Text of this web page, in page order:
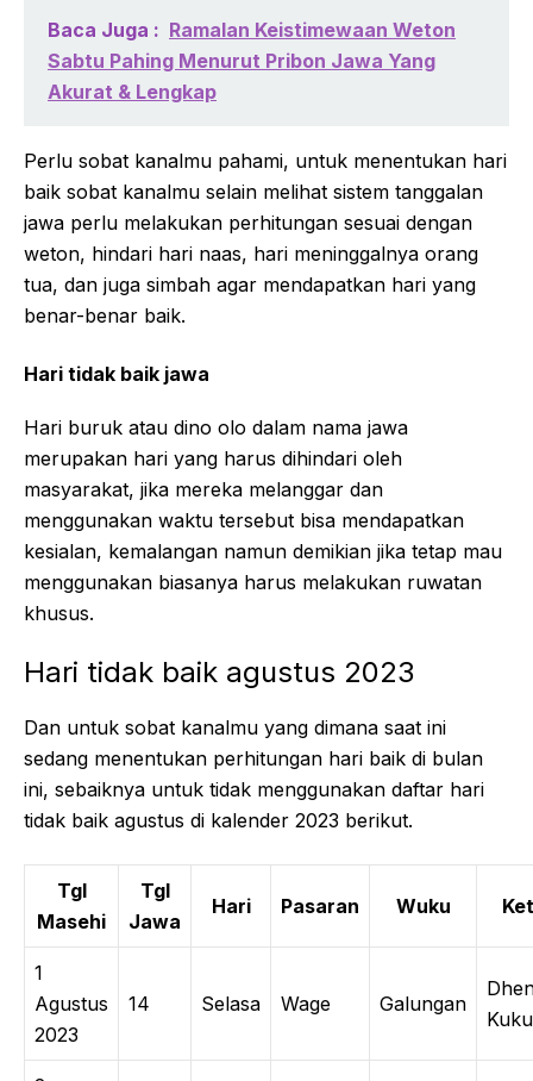
Baca Juga : Ramalan Keistimewaan Weton
Sabtu Pahing Menurut Pribon Jawa Yang
Akurat & Lengkap
Perlu sobat kanalmu pahami, untuk menentukan hari
baik sobat kanalmu selain melihat sistem tanggalan
jawa perlu melakukan perhitungan sesuai dengan
weton, hindari hari naas, hari meninggalnya orang
tua, dan juga simbah agar mendapatkan hari yang
benar-benar baik.
Hari tidak baik jawa
Hari buruk atau dino olo dalam nama jawa
merupakan hari yang harus dihindari oleh
masyarakat, jika mereka melanggar dan
menggunakan waktu tersebut bisa mendapatkan
kesialan, kemalangan namun demikian jika tetap mau
menggunakan biasanya harus melakukan ruwatan
khusus.
Hari tidak baik agustus 2023
Dan untuk sobat kanalmu yang dimana saat ini
sedang menentukan perhitungan hari baik di bulan
ini, sebaiknya untuk tidak menggunakan daftar hari
tidak baik agustus di kalender 2023 berikut.
Tgl
Masehi
Tgl
Jawa
Hari Pasaran Wuku
1
Agustus
2023
14 Selasa Wage Galungan